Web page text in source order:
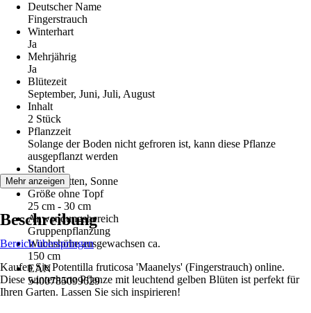
Deutscher Name
Fingerstrauch
Winterhart
Ja
Mehrjährig
Ja
Blütezeit
September, Juni, Juli, August
Inhalt
2 Stück
Pflanzzeit
Solange der Boden nicht gefroren ist, kann diese Pflanze
ausgepflanzt werden
Standort
Halbschatten, Sonne
Größe ohne Topf
25 cm - 30 cm
Anwendungsbereich
Gruppenpflanzung
Wuchshöhe ausgewachsen ca.
150 cm
EAN
5400785099629
Mehr anzeigen
Beschreibung
Bereich überspringen
Kaufen Sie Potentilla fruticosa 'Maanelys' (Fingerstrauch) online.
Diese winterharte Pflanze mit leuchtend gelben Blüten ist perfekt für
Ihren Garten. Lassen Sie sich inspirieren!